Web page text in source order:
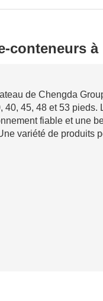
conteneurs
de Chengda
40, 45, 48 et 53
fiable et une
variété de produits